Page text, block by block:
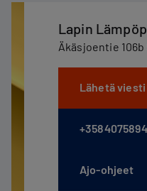
Lapin
Äkäsjoentie
Lähetä viesti
Ajo-ohjeet